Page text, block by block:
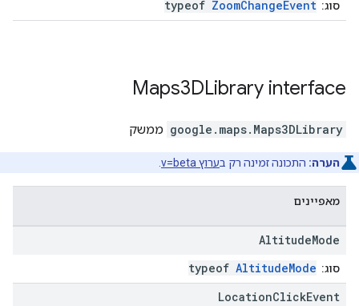
סוג: typeof ZoomChangeEvent
Maps3DLibrary interface
google.maps. Maps3DLibrary ממשק
הערה: התכונה זמינה רק בערוץ v=beta .
מאפיינים
AltitudeMode
סוג: typeof AltitudeMode
LocationClickEvent